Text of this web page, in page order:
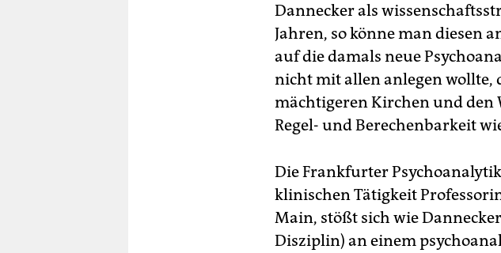
Dannecker als
Jahren, so könne man diesen
auf die damals neue
nicht mit allen anlegen wollte,
mächtigeren Kirchen und den
Regel- und Berechenbarkeit
Die Frankfurter
klinischen Tätigkeit
Main, stößt sich wie
Disziplin) an einem